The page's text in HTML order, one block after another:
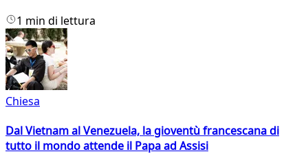
1 min di lettura
Chiesa
Dal Vietnam al Venezuela, la gioventù francescana di
tutto il mondo attende il Papa ad Assisi